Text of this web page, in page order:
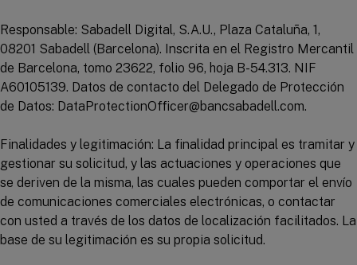
Responsable: Sabadell Digital, S.A.U., Plaza Cataluña, 1,
08201 Sabadell (Barcelona). Inscrita en el Registro Mercantil
de Barcelona, tomo 23622, folio 96, hoja B-54.313. NIF
A60105139. Datos de contacto del Delegado de Protección
de Datos: DataProtectionOfficer@bancsabadell.com.
Finalidades y legitimación: La finalidad principal es tramitar y
gestionar su solicitud, y las actuaciones y operaciones que
se deriven de la misma, las cuales pueden comportar el envío
de comunicaciones comerciales electrónicas, o contactar
con usted a través de los datos de localización facilitados. La
base de su legitimación es su propia solicitud.